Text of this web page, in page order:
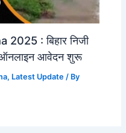
: बिहार निजी
आवेदन शुरू
, Latest Update / By